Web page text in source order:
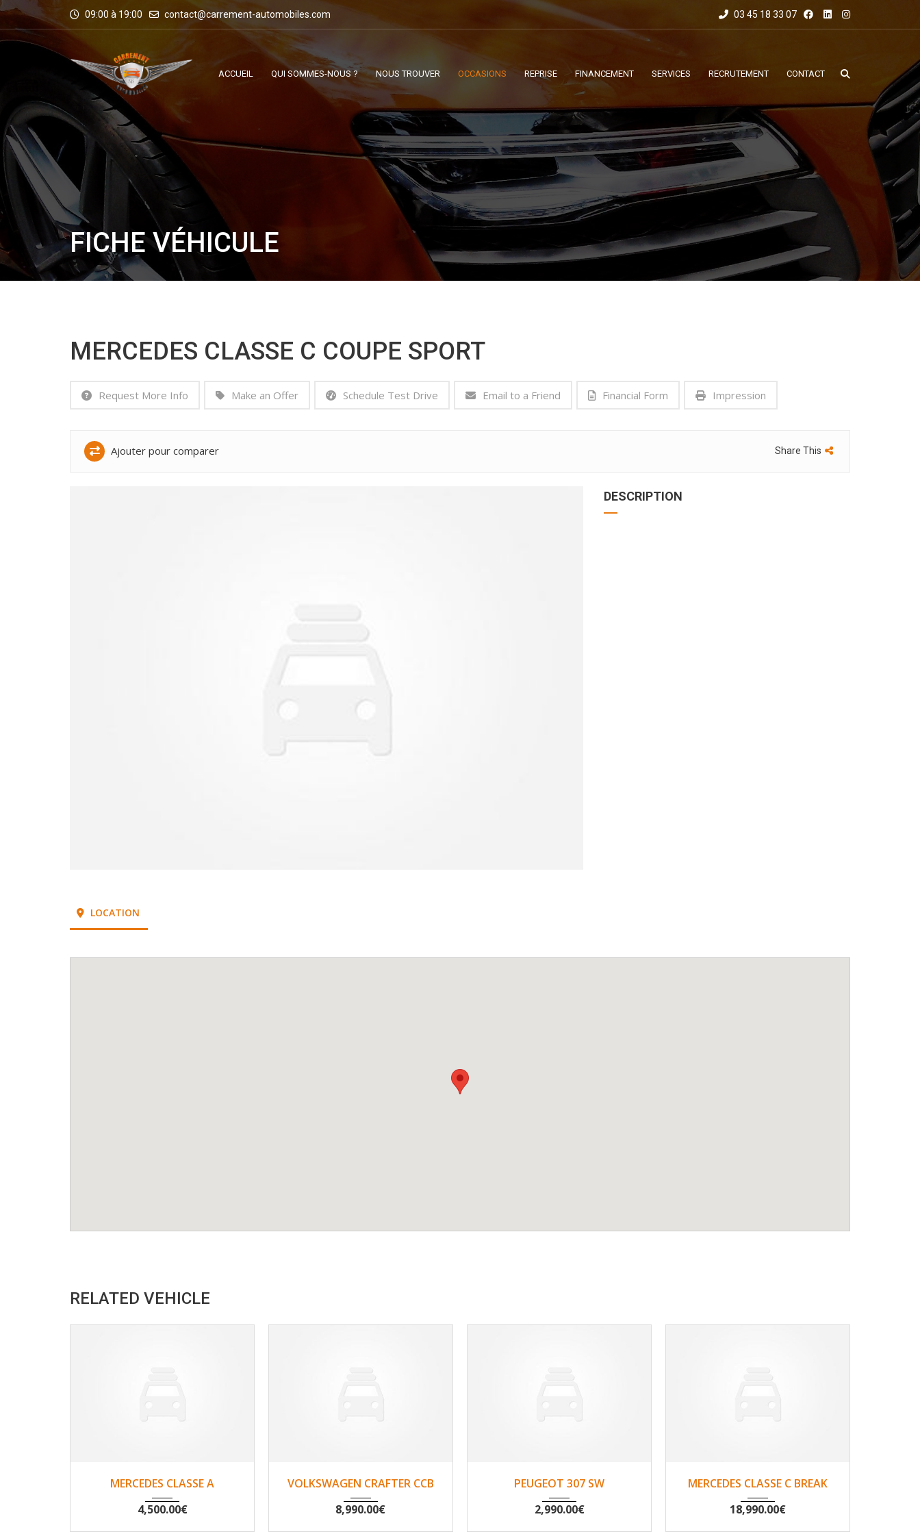
09:00 à 19:00 contact@carrement-automobiles.com 03 45 18 33 07
ACCUEIL QUI SOMMES-NOUS ? NOUS TROUVER OCCASIONS REPRISE FINANCEMENT SERVICES RECRUTEMENT CONTACT
FICHE VÉHICULE
MERCEDES CLASSE C COUPE SPORT
Request More Info Make an Offer Schedule Test Drive Email to a Friend Financial Form Impression
Ajouter pour comparer Share This
DESCRIPTION
LOCATION
RELATED VEHICLE
2007 Non 148500
MERCEDES CLASSE A
4,500.00€
2010 Non 200530
VOLKSWAGEN CRAFTER CCB
8,990.00€
2002 Non 194333
PEUGEOT 307 SW
2,990.00€
2014 Oui 149557
MERCEDES CLASSE C BREAK
18,990.00€